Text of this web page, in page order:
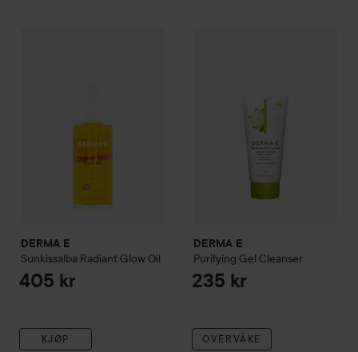
DERMA E
Sunkissalba Radiant Glow Oil
405 kr
KJØP
DERMA E
Purifying Gel Cleanser
235 kr
OVERVÅKE